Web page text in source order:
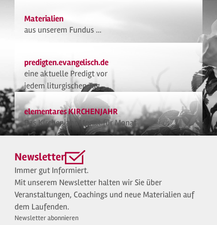
Materialien
aus unserem Fundus …
predigten.evangelisch.de
eine aktuelle Predigt vor
jedem liturgischen Tag
elementares KIRCHENJAHR
Das Kirchenjahr Monat für Monat
Newsletter
Immer gut Informiert.
Mit unserem Newsletter halten wir Sie über
Veranstaltungen, Coachings und neue Materialien auf
dem Laufenden.
Newsletter abonnieren